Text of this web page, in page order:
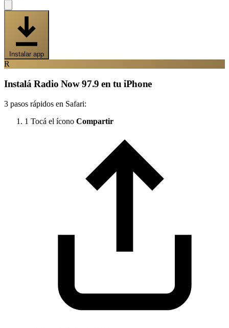
Instalar app
R
Instalá Radio Now 97.9 en tu iPhone
3 pasos rápidos en Safari:
1 Tocá el ícono Compartir